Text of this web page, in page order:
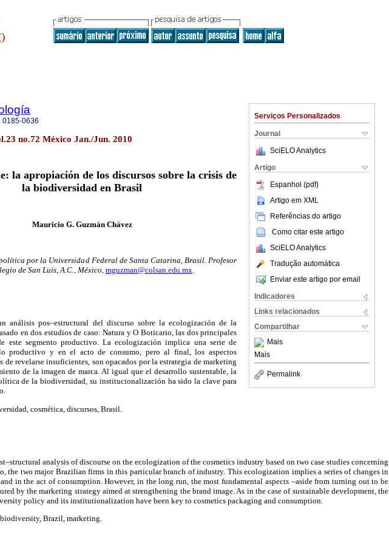
Serviços Personalizados
Journal
SciELO Analytics
Artigo
Espanhol (pdf)
Artigo em XML
Referências do artigo
Como citar este artigo
SciELO Analytics
Tradução automática
Enviar este artigo por email
Indicadores
Links relacionados
Compartilhar
Mais
Mais
Permalink
0185-0636
no.72 México Jan./Jun. 2010
la apropiación de los discursos sobre la crisis de
la biodiversidad en Brasil
Mauricio G. Guzmán Chávez
por la Universidad Federal de Santa Catarina, Brasil. Profesor
de San Luis, A.C., México, mguzman@colsan.edu.mx
análisis pos–estructural del discurso sobre la ecologización de la
en dos estudios de caso: Natura y O Boticario, las dos principales
este segmento productivo. La ecologización implica una serie de
productivo y en el acto de consumo, pero al final, los aspectos
de revelarse insuficientes, son opacados por la estrategia de marketing
de la imagen de marca. Al igual que el desarrollo sustentable, la
de la biodiversidad, su institucionalización ha sido la clave para
cosmética, discursos, Brasil.
analysis of discourse on the ecologization of the cosmetics industry based on two case studies concerning
the two major Brazilian firms in this particular branch of industry. This ecologization implies a series of changes in
in the act of consumption. However, in the long run, the most fundamental aspects –aside from turning out to be
by the marketing strategy aimed at strengthening the brand image. As in the case of sustainable development, the
policy and its institutionalization have been key to cosmetics packaging and consumption.
Brazil, marketing.